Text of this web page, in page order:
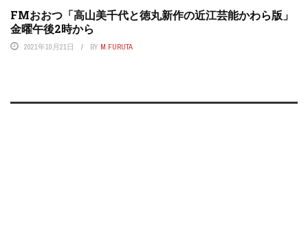
FMおおつ「高山美千代と徳丸新作の近江芸能かわら版」
金曜午後2時から
2021年10月21日 BY M.FURUTA